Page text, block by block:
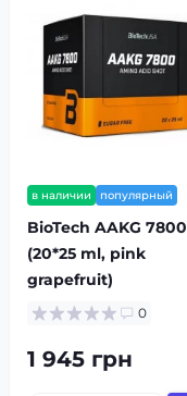
в наличии популярный
BioTech AAKG 7800
(20*25 ml, pink
grapefruit)
0
1 945 грн